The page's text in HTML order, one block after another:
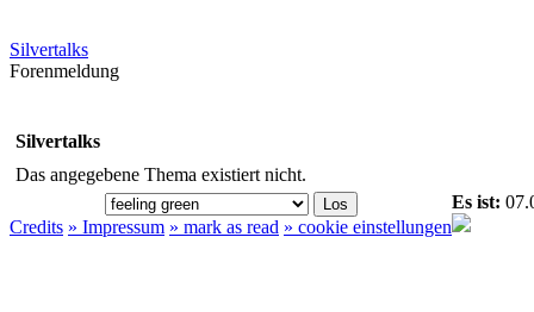
Silvertalks
Forenmeldung
Silvertalks
Das angegebene Thema existiert nicht.
Credits » Impressum » mark as read » cookie einstellungen
Es ist: